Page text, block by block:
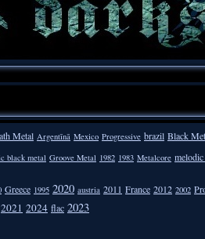
Metal Argentīnā Mexico Progressive brazil Black
black metal Groove Metal 1982 1983 Metalcore
Greece 1995 2020 austria 2011 France 2012 2002
2021 2024 flac 2023